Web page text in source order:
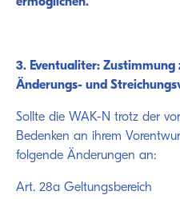
3. Eventualiter:
Änderungs- und
Sollte die WAK-N trotz der
Bedenken an ihrem
folgende Änderungen an:
Art. 28a Geltungsbereich